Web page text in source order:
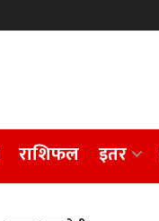
राशिफल इतर